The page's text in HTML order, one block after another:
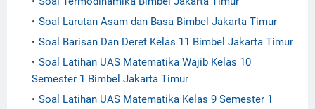
Soal Larutan Asam dan Basa Bimbel Jakarta Timur
Soal Barisan Dan Deret Kelas 11 Bimbel Jakarta Timur
Soal Latihan UAS Matematika Wajib Kelas 10
Semester 1 Bimbel Jakarta Timur
Soal Latihan UAS Matematika Kelas 9 Semester 1